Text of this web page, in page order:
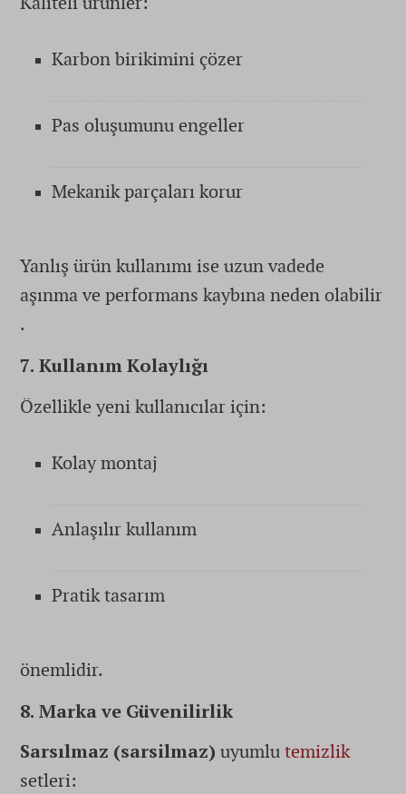
Karbon birikimini çözer
Pas oluşumunu engeller
Mekanik parçaları korur
Yanlış ürün kullanımı ise uzun vadede
aşınma ve performans kaybına neden olabilir
.
7. Kullanım Kolaylığı
Özellikle yeni kullanıcılar için:
Kolay montaj
Anlaşılır kullanım
Pratik tasarım
önemlidir.
8. Marka ve Güvenilirlik
Sarsılmaz (sarsilmaz) uyumlutemizlik
setleri: